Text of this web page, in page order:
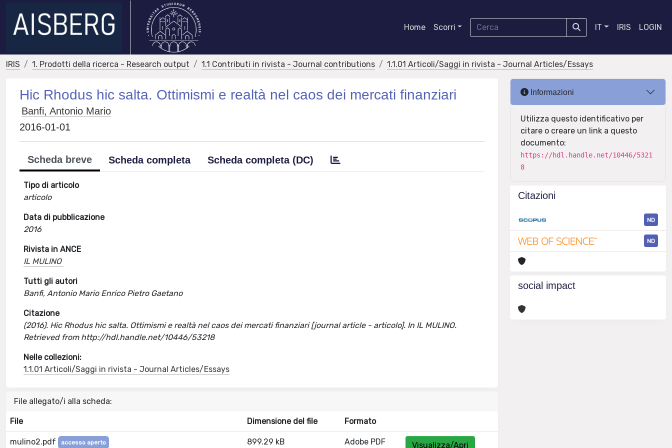
Home Scorri IT IRIS LOGIN
IRIS 1. Prodotti della ricerca - Research output 1.1 Contributi in rivista - Journal contributions 1.1.01 Articoli/Saggi in rivista - Journal Articles/Essays
Hic Rhodus hic salta. Ottimismi e realtà nel caos dei mercati finanziari
Banfi, Antonio Mario
2016-01-01
Scheda breve Scheda completa Scheda completa (DC)
Tipo di articolo
articolo
Data di pubblicazione
2016
Rivista in ANCE
IL MULINO
Tutti gli autori
Banfi, Antonio Mario Enrico Pietro Gaetano
Citazione
(2016). Hic Rhodus hic salta. Ottimismi e realtà nel caos dei mercati finanziari [journal article - articolo]. In IL MULINO.
Retrieved from http://hdl.handle.net/10446/53218
Nelle collezioni:
1.1.01 Articoli/Saggi in rivista - Journal Articles/Essays
File allegato/i alla scheda:
File Dimensione del file Formato
mulino2.pdf accesso aperto 899.29 kB Adobe PDF Visualizza/Apri
Informazioni
Utilizza questo identificativo per
citare o creare un link a questo
documento:
https://hdl.handle.net/10446/5321
8
Citazioni
ND
ND
social impact